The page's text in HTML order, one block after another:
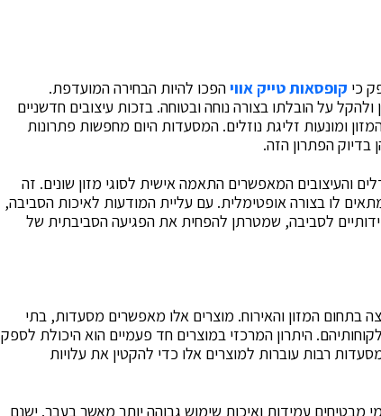
כי קופסאות טייק אוויהפכו להיות הבחירה המועדפת.
על הובלתו בצורה נוחה ובטוחה. בזכות עיצובים חדשניים
ומונעות זליגת נוזלים. המסעדות היום מחפשות פתרונות
בדיוק הפתרון הזה.
והעיצובים המאפשרים התאמה אישית לסוגי מזון שונים. זה
לו בצורה אופטימלית. עם עליית המודעות לאיכות הסביבה,
לסביבה, שמטרתן להפחית את הפגיעה הסביבתית של
בתחום המזון והאירוח. מוצרים אלו מאפשרים מסעדות, בתי
היתרון המרכזי במוצרים חד פעמיים הוא היכולת לספק
רבות עוברות למוצרים אלו כדי להקטין את עלויות
עמידות ואיכות שימוש גבוהה יותר מאשר בעבר. ישנם